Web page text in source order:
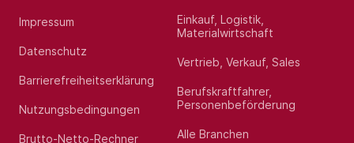
Impressum
Datenschutz
Barrierefreiheitserklärung
Nutzungsbedingungen
Brutto-Netto-Rechner
Einkauf, Logistik,
Materialwirtschaft
Vertrieb, Verkauf, Sales
Berufskraftfahrer,
Personenbeförderung
Alle Branchen